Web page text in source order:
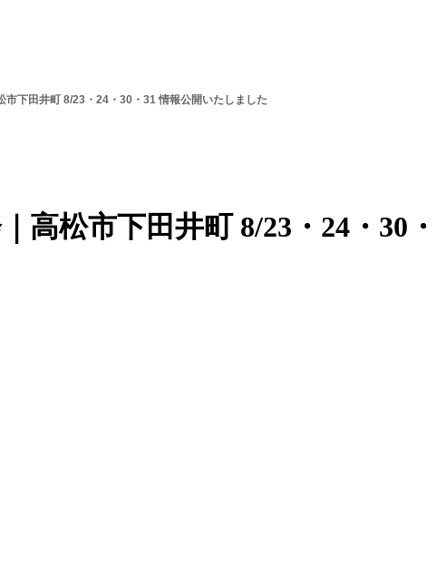
市下田井町 8/23・24・30・31 情報公開いたしました
高松市下田井町 8/23・24・30